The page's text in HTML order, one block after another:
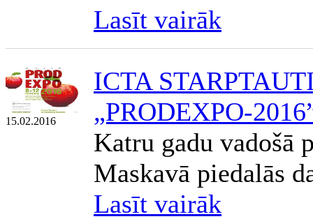
Lasīt vairāk
15.02.2016
ICTA
„PRODEXPO-
Katru gadu vadošā
Maskavā piedalās
Lasīt vairāk